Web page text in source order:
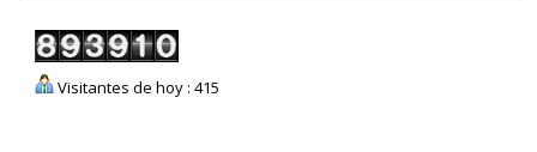
Visitantes de hoy : 415